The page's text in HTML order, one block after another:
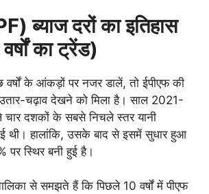
ब्याज दरों का इतिहास
का ट्रेंड)
के आंकड़ों पर नजर डालें, तो ईपीएफ की
उतार-चढ़ाव देखने को मिला है। साल 2021-
चार दशकों के सबसे निचले स्तर यानी
थी। हालांकि, उसके बाद से इसमें सुधार हुआ
स्थिर बनी हुई है।
से समझते हैं कि पिछले 10 वर्षों में पीएफ